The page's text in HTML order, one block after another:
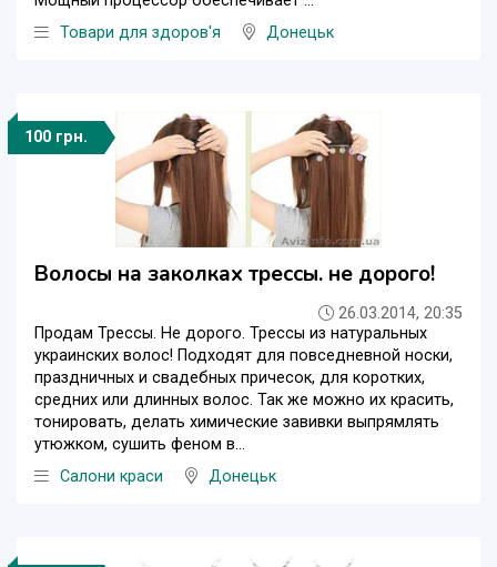
Товари для здоров'я
Донецьк
100 грн.
Волосы на заколках трессы. не дорого!
26.03.2014, 20:35
Продам Трессы. Не дорого. Трессы из натуральных
украинских волос! Подходят для повседневной носки,
праздничных и свадебных причесок, для коротких,
средних или длинных волос. Так же можно их красить,
тонировать, делать химические завивки выпрямлять
утюжком, сушить феном в...
Салони краси
Донецьк